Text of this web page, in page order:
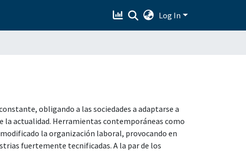
Log In
obligando a las sociedades a adaptarse a
la actualidad. Herramientas contemporáneas como
la organización laboral, provocando en
fuertemente tecnificadas. A la par de los